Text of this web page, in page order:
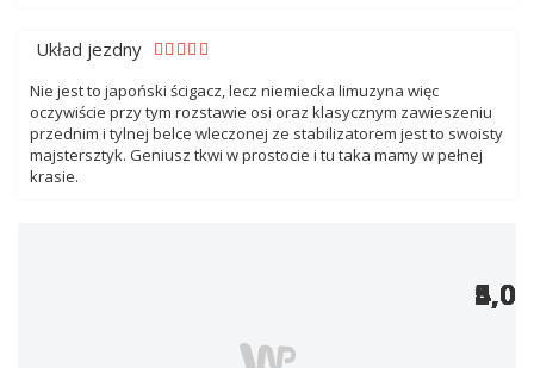
5,0
5,0
4,0
5,0
Układ jezdny
Nie jest to japoński ścigacz, lecz niemiecka limuzyna więc
oczywiście przy tym rozstawie osi oraz klasycznym zawieszeniu
przednim i tylnej belce wleczonej ze stabilizatorem jest to swoisty
majstersztyk. Geniusz tkwi w prostocie i tu taka mamy w pełnej
krasie.
5,0
4,0
4,0
5,0
5,0
4,0
5,0
5,0
5,0